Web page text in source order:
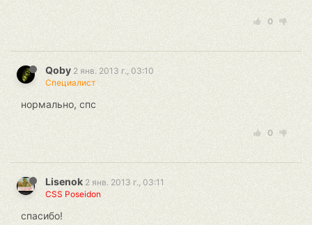
0
Qoby 2 янв. 2013 г., 03:10
Специалист
нормально, спс
0
Lisenok 2 янв. 2013 г., 03:11
CSS Poseidon
спасибо!